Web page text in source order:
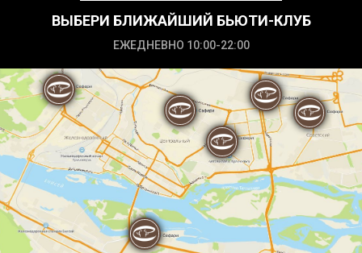
ВЫБЕРИ БЛИЖАЙШИЙ БЬЮТИ-КЛУБ
ЕЖЕДНЕВНО 10:00-22:00